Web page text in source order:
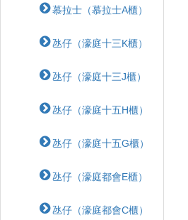
慕拉士（慕拉士A櫃）
氹仔（濠庭十三K櫃）
氹仔（濠庭十三J櫃）
氹仔（濠庭十五H櫃）
氹仔（濠庭十五G櫃）
氹仔（濠庭都會E櫃）
氹仔（濠庭都會C櫃）